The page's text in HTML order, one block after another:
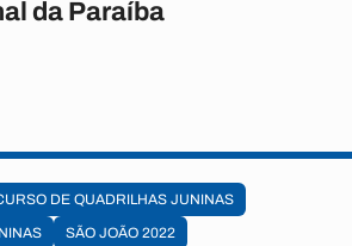
da Paraíba
DE QUADRILHAS JUNINAS
SÃO JOÃO 2022